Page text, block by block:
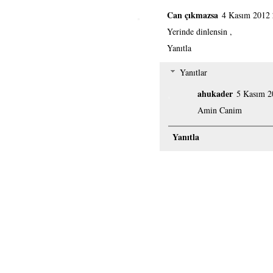
Can çıkmazsa 4 Kasım
Yerinde dinlensin ,
Yanıtla
Yanıtlar
ahukader 5 Kasım
Amin Canim
Yanıtla